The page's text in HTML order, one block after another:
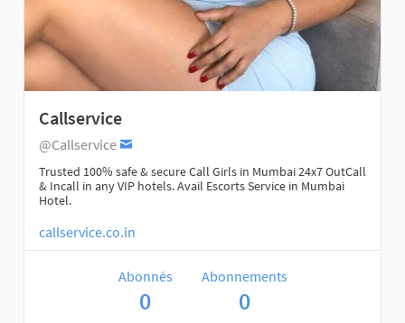
Callservice
@Callservice
Trusted 100% safe & secure Call Girls in Mumbai 24x7 OutCall
& Incall in any VIP hotels. Avail Escorts Service in Mumbai
Hotel.
callservice.co.in
Abonnés
0
Abonnements
0